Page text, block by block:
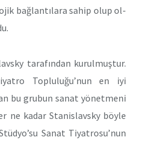
bağlantılara sahip olup ol­
tarafından kurulmuştur.
Topluluğu’nun en iyi
bu grubun sanat yönetmeni
ne kadar Stanislavsky böyle
Sanat Tiyatrosu’nun